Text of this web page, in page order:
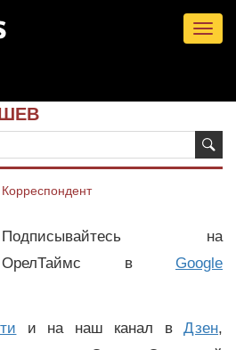
Корреспондент
Подписывайтесь на
ОрелТаймс в Google
и на наш канал вДзен,